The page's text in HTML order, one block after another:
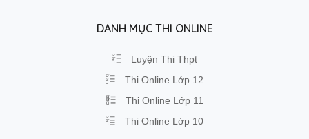
DANH MỤC THI ONLINE
Luyện Thi Thpt
Thi Online Lớp 12
Thi Online Lớp 11
Thi Online Lớp 10